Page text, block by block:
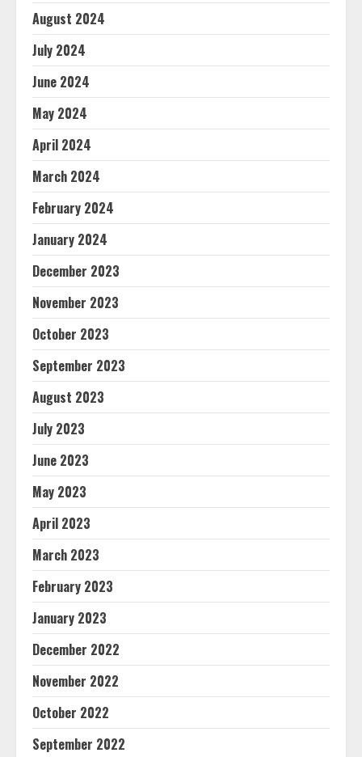
August 2024
July 2024
June 2024
May 2024
April 2024
March 2024
February 2024
January 2024
December 2023
November 2023
October 2023
September 2023
August 2023
July 2023
June 2023
May 2023
April 2023
March 2023
February 2023
January 2023
December 2022
November 2022
October 2022
September 2022